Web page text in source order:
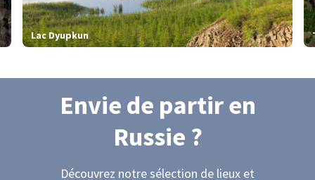
Lac Dyupkun
Envie de partiren
Russie ?
Découvrez notre sélection de lieux et